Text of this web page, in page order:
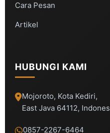
Cara Pesan
Artikel
HUBUNGI KAMI
Mojoroto, Kota Kediri,
East Java 64112,
0857-2267-6464